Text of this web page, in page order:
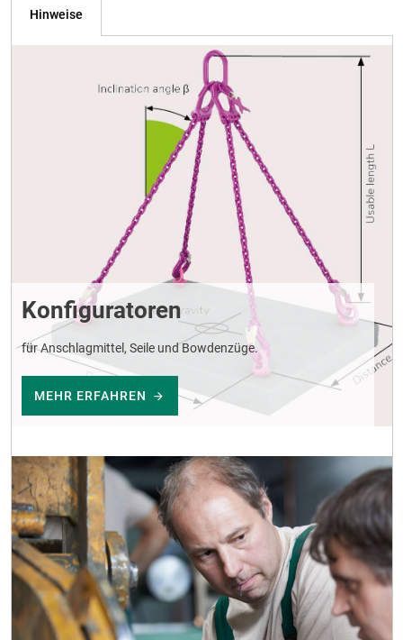
Hinweise
Konfiguratoren
für Anschlagmittel, Seile und Bowdenzüge.
MEHR ERFAHREN